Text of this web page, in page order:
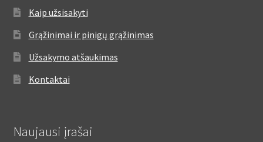
Kaip užsisakyti
Grąžinimai ir pinigų grąžinimas
Užsakymo atšaukimas
Kontaktai
Naujausi įrašai